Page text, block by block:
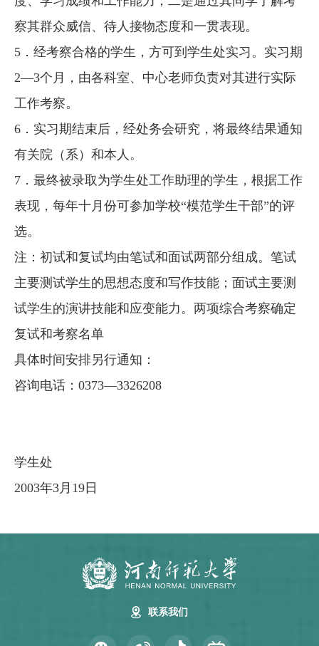
察其群众威信、待人接物态度和一贯表现。
5．经考察合格的学生，方可到学生处实习。实习期
2—3个月，由各科室、中心老师负责对其进行实际
工作考察。
6．实习期结束后，经处务会研究，将最终结果通知
有关院（系）和本人。
7．最终被录取为学生处工作助理的学生，根据工作
表现，每年十月份可参加学校“模范学生干部”的评
选。
注：初试和复试均由笔试和面试两部分组成。笔试
主要测试学生的思想态度和写作技能；面试主要测
试学生的演讲技能和应变能力。两项综合考察确定
复试和考察名单
具体时间安排另行通知：
咨询电话：0373—3326208
学生处
2003年3月19日
联系我们